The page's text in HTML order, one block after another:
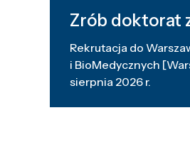
Zrób doktorat
Rekrutacja do
i BioMedycznych
sierpnia 2026 r.